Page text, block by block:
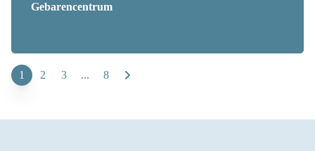
Gebarencentrum
1 2 3 ... 8